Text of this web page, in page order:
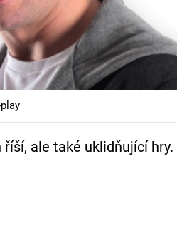
ale také uklidňující hry.